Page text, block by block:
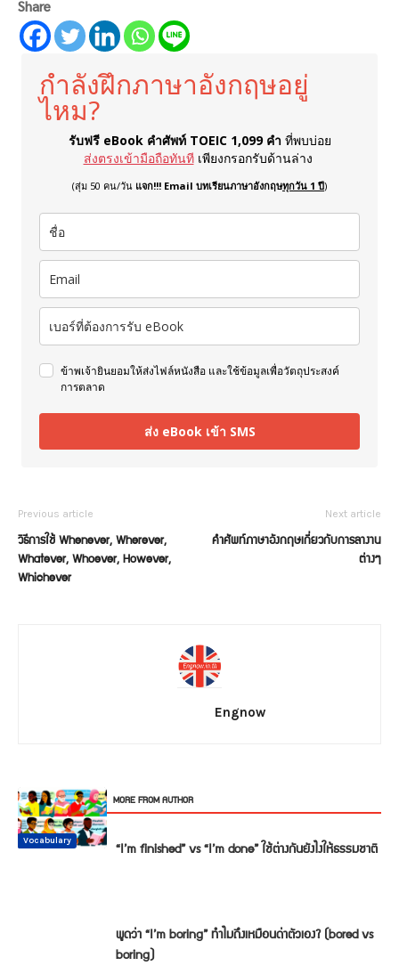
Share
กำลังฝึกภาษาอังกฤษอยู่
ไหม?
รับฟรี eBook คำศัพท์ TOEIC 1,099 คำ ที่พบบ่อย
ส่งตรงเข้ามือถือทันที เพียงกรอกรับด้านล่าง
(สุ่ม 50 คน/วัน แจก!!! Email บทเรียนภาษาอังกฤษทุกวัน 1 ปี)
ข้าพเจ้ายินยอมให้ส่งไฟล์หนังสือ และใช้ข้อมูลเพื่อวัตถุประสงค์
การตลาด
ส่ง eBook เข้า SMS
Previous article
วิธีการใช้ Whenever, Wherever,
Whatever, Whoever, However,
Whichever
Next article
คำศัพท์ภาษาอังกฤษเกี่ยวกับการลางาน
ต่างๆ
Engnow
RELATED ARTICLES MORE FROM AUTHOR
Conversation “I’m finished” vs “I’m done” ใช้ต่างกันยังไงให้ธรรมชาติ
Vocabulary
พูดว่า “I’m boring” ทำไมถึงเหมือนด่าตัวเอง? (bored vs
boring)
Vocabulary
Vocabulary
Vocabulary
Vocabulary